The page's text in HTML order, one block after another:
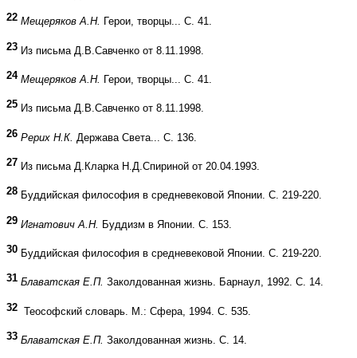
22 Мещеряков А.Н. Герои, творцы... С. 41.
23 Из письма Д.В.Савченко от 8.11.1998.
24 Мещеряков А.Н. Герои, творцы... С. 41.
25 Из письма Д.В.Савченко от 8.11.1998.
26 Рерих Н.К. Держава Света... С. 136.
27 Из письма Д.Кларка Н.Д.Спириной от 20.04.1993.
28 Буддийская философия в средневековой Японии. С. 219-220.
29 Игнатович А.Н. Буддизм в Японии. С. 153.
30 Буддийская философия в средневековой Японии. С. 219-220.
31 Блаватская Е.П. Заколдованная жизнь. Барнаул, 1992. С. 14.
32 Теософский словарь. М.: Сфера, 1994. С. 535.
33 Блаватская Е.П. Заколдованная жизнь. С. 14.